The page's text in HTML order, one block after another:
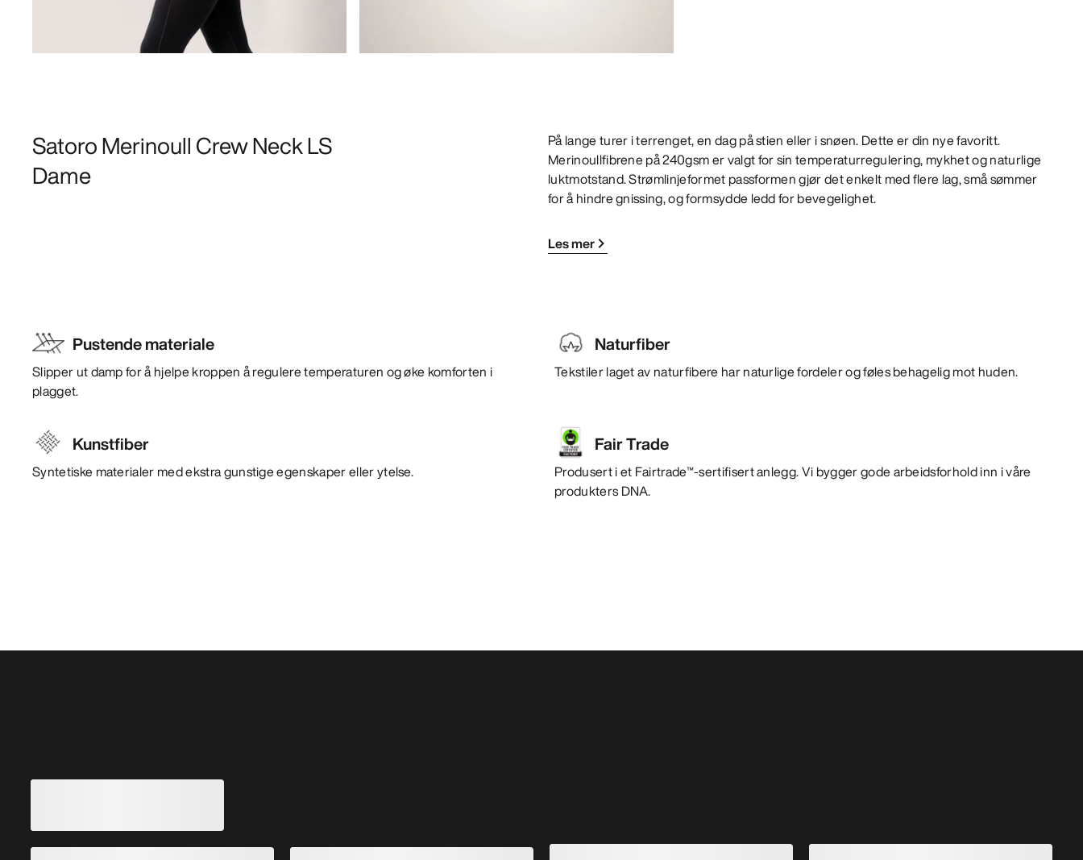
Satoro Merinoull Crew Neck LS
Dame
På lange turer i terrenget, en dag på stien eller i snøen. Dette er din nye favoritt.
Merinoullfibrene på 240gsm er valgt for sin temperaturregulering, mykhet og naturlige
luktmotstand. Strømlinjeformet passformen gjør det enkelt med flere lag, små sømmer
for å hindre gnissing, og formsydde ledd for bevegelighet.
Les mer
Pustende materiale
Slipper ut damp for å hjelpe kroppen å regulere temperaturen og øke komforten i
plagget.
Naturfiber
Tekstiler laget av naturfibere har naturlige fordeler og føles behagelig mot huden.
Kunstfiber
Syntetiske materialer med ekstra gunstige egenskaper eller ytelse.
Fair Trade
Produsert i et Fairtrade™-sertifisert anlegg. Vi bygger gode arbeidsforhold inn i våre
produkters DNA.